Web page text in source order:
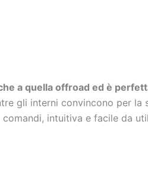
a quella offroad ed è
gli interni convincono per la
intuitiva e facile da